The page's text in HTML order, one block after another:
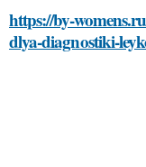
https://by-
dlya-diagnostiki-